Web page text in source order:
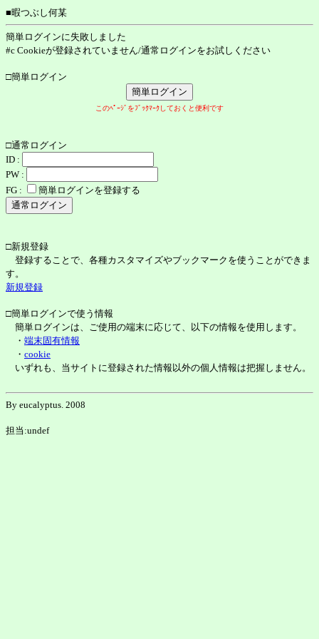
■暇つぶし何某
簡単ログインに失敗しました
#c Cookieが登録されていません/通常ログインをお試しください
□簡単ログイン
このﾍﾟｰｼﾞをﾌﾞｯｸﾏｰｸしておくと便利です
□通常ログイン
ID :
PW :
FG :
簡単ログインを登録する
□新規登録
登録することで、各種カスタマイズやブックマークを使うことができま
す。
新規登録
□簡単ログインで使う情報
簡単ログインは、ご使用の端末に応じて、以下の情報を使用します。
・ 端末固有情報
・ cookie
いずれも、当サイトに登録された情報以外の個人情報は把握しません。
By eucalyptus. 2008
担当:undef